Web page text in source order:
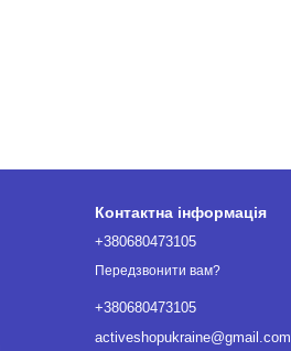
Контактна інформація
+380680473105
Передзвонити вам?
+380680473105
activeshopukraine@gmail.com